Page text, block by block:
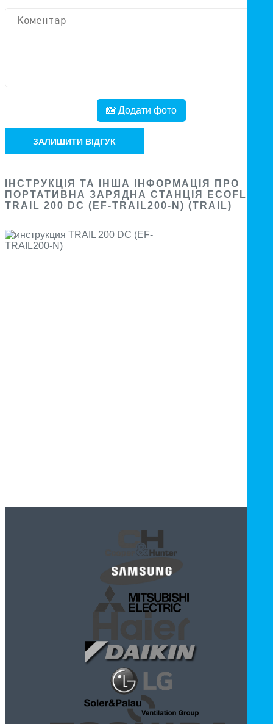
📸 Додати фото
ЗАЛИШИТИ ВІДГУК
ІНСТРУКЦІЯ ТА ІНША ІНФОРМАЦІЯ ПРО
ПОРТАТИВНА ЗАРЯДНА СТАНЦІЯ ECOFLOW
TRAIL 200 DC (EF-TRAIL200-N) (TRAIL)